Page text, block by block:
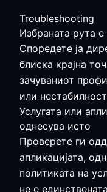
Troubleshooting
Избраната рута е
Споредете ја
блиска крајна
зачуваниот
или
Услугата или
однесува исто
Проверете ги
апликацијата,
политиката на
не е